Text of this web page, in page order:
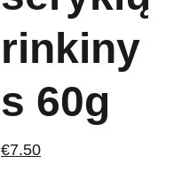
rinkiny
s 60g
€7.50